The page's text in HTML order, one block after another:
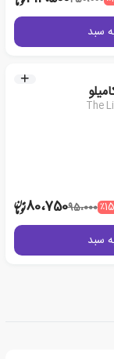
سبد
The
٪1595،00080،750
سبد